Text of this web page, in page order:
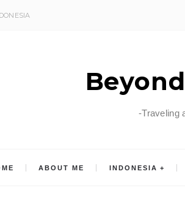
-Traveling
ABOUT ME INDONESIA